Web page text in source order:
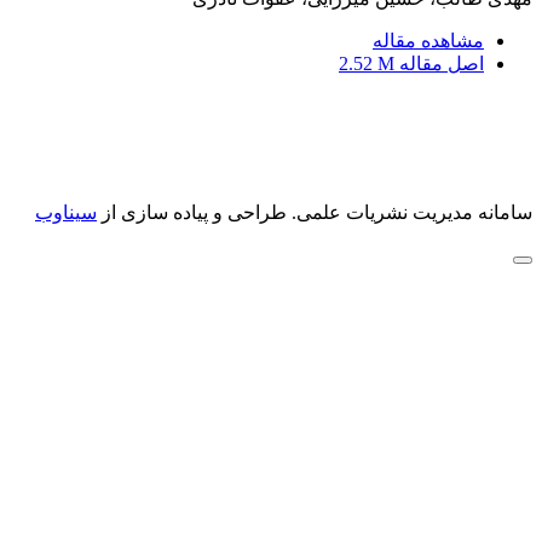
مشاهده مقاله
اصل مقاله 2.52 M
سامانه مدیریت نشریات علمی. طراحی و پیاده سازی از سیناوب